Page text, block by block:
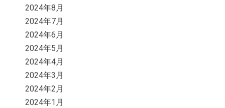
2024年8月
2024年7月
2024年6月
2024年5月
2024年4月
2024年3月
2024年2月
2024年1月